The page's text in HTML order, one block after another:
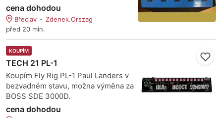
cena dohodou
Břeclav
Zdenek.Orszag
před 20 min.
KOUPÍM
TECH 21 PL-1
Koupím Fly Rig PL-1 Paul Landers v
bezvadném stavu, možna výměna za
BOSS SDE 3000D.
cena dohodou